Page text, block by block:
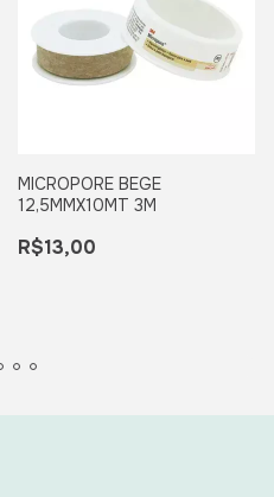
MICROPORE BEGE
12,5MMX10MT 3M
R$13,00